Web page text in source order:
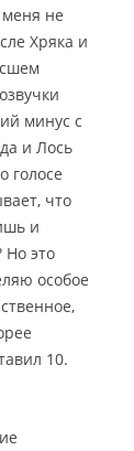
не
Хряка и
минус с
и Лось
голосе
что
и
это
особое
10.